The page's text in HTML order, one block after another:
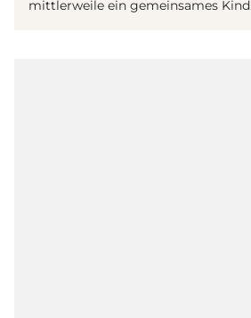
mittlerweile ein gemeinsames